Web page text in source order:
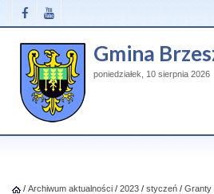
Gmina
poniedziałek, 10 sierpnia 2026
/ Archiwum aktualności / 2023 / styczeń / Granty